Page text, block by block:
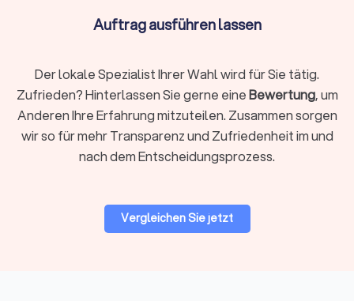
Meinungen zu den Erfahrungen mit dem Malerbetrieb Ihrer
treffen.
Arbeitszeit bei Malerarbeiten
Der Arbeitszeitaufwand kann variieren. Das Streichen eines
Zimmers ist oft in wenigen Stunden erledigt. Auch sonst ist
Stundenkontingent oder die Abrechnung nach Aufwand.
Auftrag ausführen lassen
Der lokale Spezialist Ihrer Wahl wird für Sie tätig.
Zufrieden? Hinterlassen Sie gerne eineBewertung, um
Anderen Ihre Erfahrung mitzuteilen. Zusammen sorgen
wir so für mehr Transparenz und Zufriedenheit im und
nach dem Entscheidungsprozess.
Vergleichen Sie jetzt